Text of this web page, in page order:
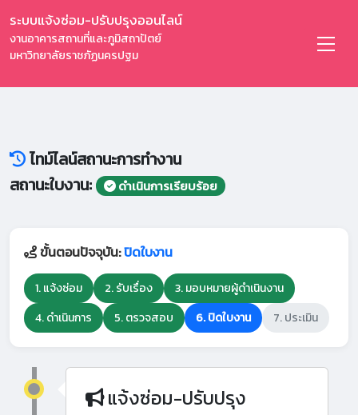
ระบบแจ้งซ่อม-ปรับปรุงออนไลน์
งานอาคารสถานที่และภูมิสถาปัตย์
มหาวิทยาลัยราชภัฏนครปฐม
ไทม์ไลน์สถานะการทำงาน
สถานะใบงาน:
ดำเนินการเรียบร้อย
ขั้นตอนปัจจุบัน:ปิดใบงาน
1. แจ้งซ่อม 2. รับเรื่อง
3. มอบหมายผู้ดำเนินงาน
4. ดำเนินการ
5. ตรวจสอบ 6. ปิดใบงาน 7. ประเมิน
แจ้งซ่อม-ปรับปรุง